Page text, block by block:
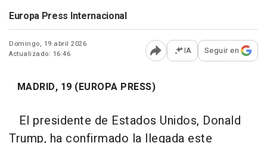
Europa Press Internacional
Domingo, 19 abril 2026
Actualizado: 16:46
Abrir opciones para
IA Seguir en
MADRID, 19 (EUROPA PRESS)
El presidente de Estados Unidos, Donald
Trump, ha confirmado la llegada este